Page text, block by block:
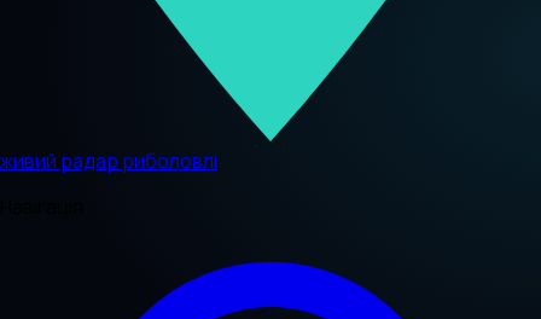
живий радар риболовлі